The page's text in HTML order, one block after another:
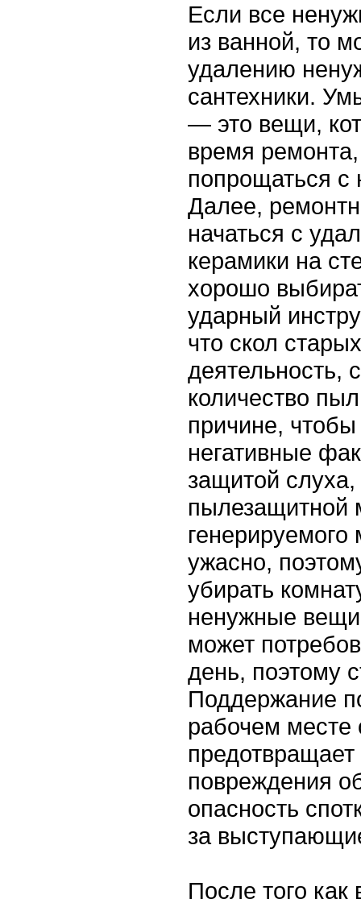
Если все
из ванной, то
удалению
сантехники.
— это вещи,
время
попрощаться
Далее,
начаться с
керамики на
хорошо
ударный
что скол
деятельность,
количество
причине,
негативные
защитой
пылезащитной
ужасно,
убирать
ненужные
может
день, поэтому
Поддержание
рабочем месте
повреждения
опасность
за
После того